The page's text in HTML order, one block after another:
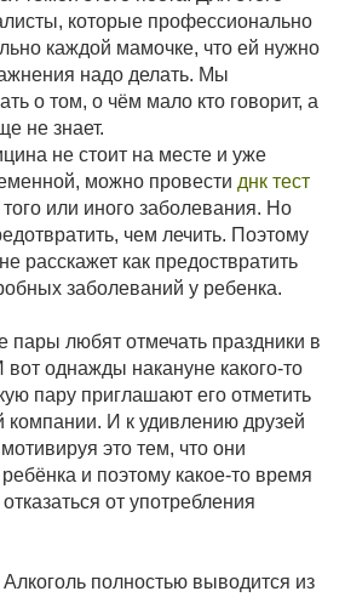
которые профессионально
каждой мамочке, что ей нужно
надо делать. Мы
о том, о чём мало кто говорит, а
не знает.
не стоит на месте и уже
можно провести днк тест
или иного заболевания. Но
чем лечить. Поэтому
расскажет как предоствратить
заболеваний у ребенка.
любят отмечать праздники в
однажды накануне какого-то
пару приглашают его отметить
компании. И к удивлению друзей
это тем, что они
и поэтому какое-то время
от употребления
полностью выводится из